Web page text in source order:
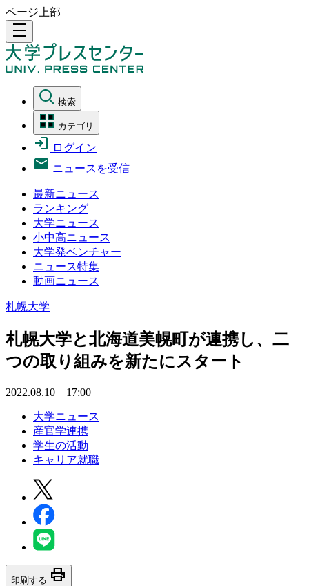
ページ上部
density_medium
検索
カテゴリ
ログイン
ニュースを受信
最新ニュース
ランキング
大学ニュース
小中高ニュース
大学発ベンチャー
ニュース特集
動画ニュース
札幌大学
札幌大学と北海道美幌町が連携し、二
つの取り組みを新たにスタート
2022.08.10 17:00
大学ニュース
産官学連携
学生の活動
キャリア就職
印刷する print